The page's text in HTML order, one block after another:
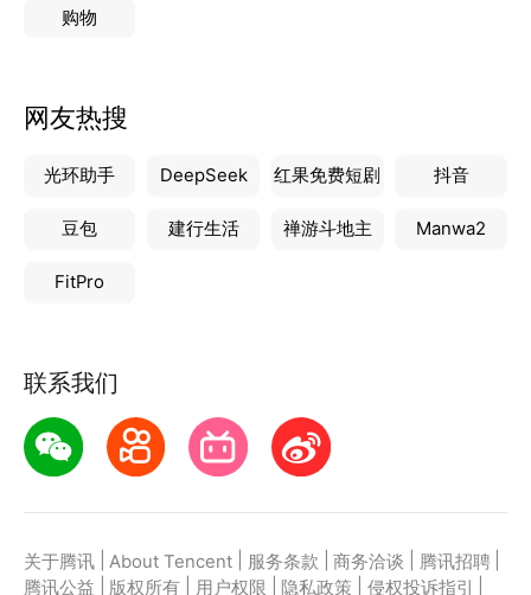
购物
网友热搜
光环助手 DeepSeek 红果免费短剧 抖音
豆包 建行生活 禅游斗地主 Manwa2
FitPro
联系我们
关于腾讯 About Tencent 服务条款 商务洽谈 腾讯招聘
腾讯公益
版权所有 用户权限 隐私政策 侵权投诉指引